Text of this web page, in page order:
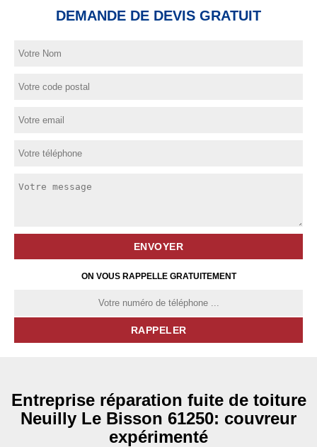
DEMANDE DE DEVIS GRATUIT
ON VOUS RAPPELLE GRATUITEMENT
Entreprise réparation fuite de toiture
Neuilly Le Bisson 61250: couvreur
expérimenté